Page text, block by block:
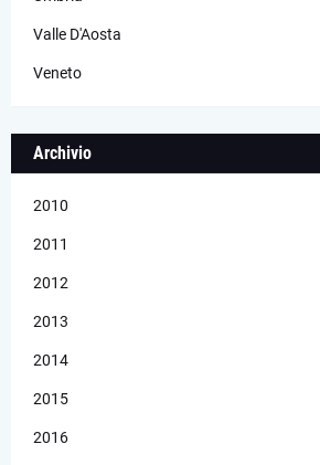
Valle D'Aosta
Veneto
Archivio
2010
2011
2012
2013
2014
2015
2016